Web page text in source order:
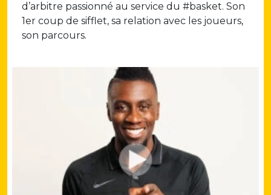
d’arbitre passionné au service du #basket. Son
1er coup de sifflet, sa relation avec les joueurs,
son parcours.